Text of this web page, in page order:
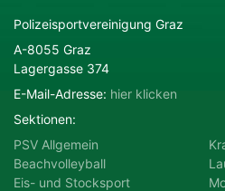
Motorsport
Schießen
Tennis
Polizeisportvereinigung Graz
A-8055 Graz
Lagergasse 374
E-Mail-Adresse: hier klicken
Sektionen:
PSV Allgemein
Beachvolleyball
Eis- und Stocksport